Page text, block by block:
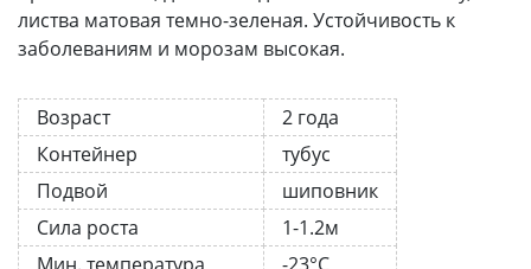
листва матовая темно-зеленая. Устойчивость к
заболеваниям и морозам высокая.
Возраст
2 года
Контейнер
тубус
Подвой
шиповник
Сила роста
1-1.2м
Мин. температура
-23°C